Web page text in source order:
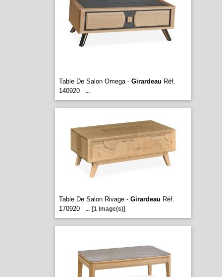
Table De Salon Omega - Girardeau Réf.
140920
...
Table De Salon Rivage - Girardeau Réf.
170920
... [1 image(s)]